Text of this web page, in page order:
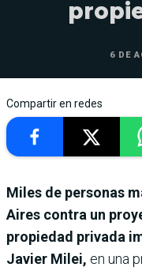
6 DE
Compartir en redes
Miles de personas
Aires contra un
propiedad privada
Javier Milei, en una